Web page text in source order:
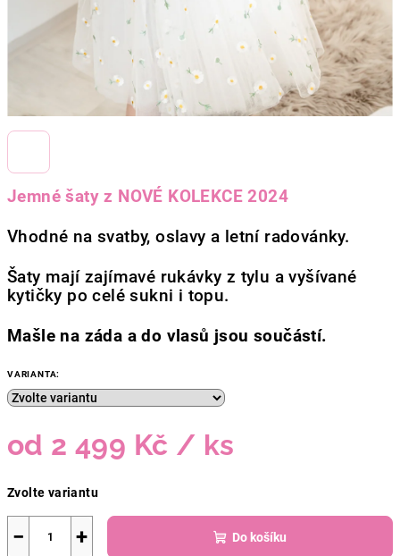
Jemné šaty z NOVÉ KOLEKCE 2024
Vhodné na svatby, oslavy a letní radovánky.
Šaty mají zajímavé rukávky z tylu a vyšívané
kytičky po celé sukni i topu.
Mašle na záda a do vlasů jsou součástí.
VARIANTA:
od 2 499 Kč / ks
cena:
Zvolte variantu
+
− Do košíku